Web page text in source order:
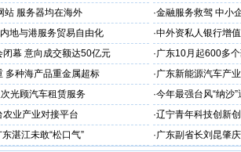
站 服务器均在海外 ·金融服务救驾 中小
地与港服务贸易自由化 ·中外资私人银行增
幕 意向成交额达50亿元 ·广东10月起600多
多种海产品重金属超标 ·广东新能源汽车产
光顾汽车租赁服务 ·今年最强台风“纳沙
业产业对接平台 ·辽宁青年科技创新
湛江未敢“松口气” ·广东副省长刘昆肇